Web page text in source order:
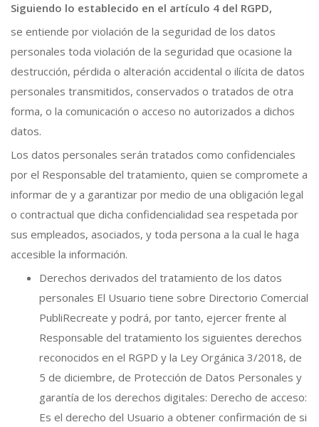
Siguiendo lo establecido en el artículo 4 del RGPD,
se entiende por violación de la seguridad de los datos
personales toda violación de la seguridad que ocasione la
destrucción, pérdida o alteración accidental o ilícita de datos
personales transmitidos, conservados o tratados de otra
forma, o la comunicación o acceso no autorizados a dichos
datos.
Los datos personales serán tratados como confidenciales
por el Responsable del tratamiento, quien se compromete a
informar de y a garantizar por medio de una obligación legal
o contractual que dicha confidencialidad sea respetada por
sus empleados, asociados, y toda persona a la cual le haga
accesible la información.
Derechos derivados del tratamiento de los datos
personales El Usuario tiene sobre Directorio Comercial
PubliRecreate y podrá, por tanto, ejercer frente al
Responsable del tratamiento los siguientes derechos
reconocidos en el RGPD y la Ley Orgánica 3/2018, de
5 de diciembre, de Protección de Datos Personales y
garantía de los derechos digitales: Derecho de acceso:
Es el derecho del Usuario a obtener confirmación de si